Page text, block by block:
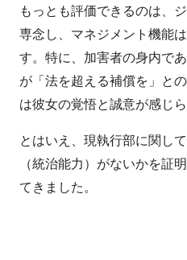
もっとも評価できるのは、
専念し、マネジメント機能
す。特に、加害者の身内で
が「法を超える補償を」と
は彼女の覚悟と誠意が感じ
とはいえ、現執行部に関し
（統治能力）がないかを証
てきました。